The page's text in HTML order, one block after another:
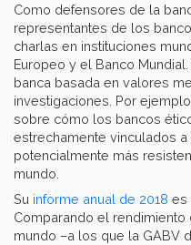
Como defensores de la
representantes de los
charlas en instituciones
Europeo y el Banco
banca basada en valores
investigaciones. Por
sobre cómo los bancos
estrechamente vinculados
potencialmente más
mundo.
Su informe anual de 2018 es
Comparando el
mundo –a los que la GABV